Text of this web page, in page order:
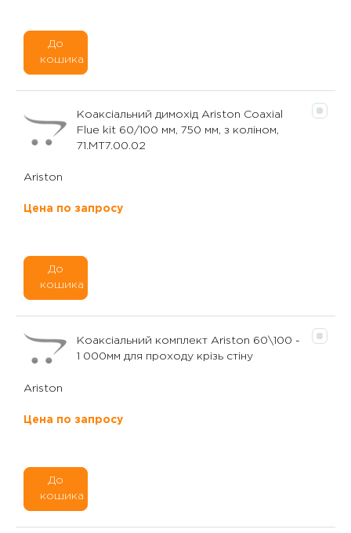
До
кошика
Коаксіальний димохід Ariston Coaxial
Flue kit 60/100 мм, 750 мм, з коліном,
71.MT7.00.02
Ariston
Цена по запросу
До
кошика
Коаксіальний комплект Ariston 60\100 -
1 000мм для проходу крізь стіну
Ariston
Цена по запросу
До
кошика